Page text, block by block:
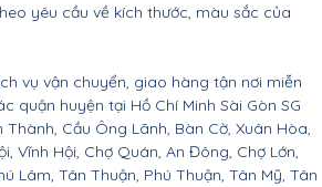
yêu cầu về kích thước, màu sắc của
vụ vận chuyển, giao hàng tận nơi miễn
quận huyện tại Hồ Chí Minh Sài Gòn SG
Cầu Ông Lãnh, Bàn Cờ, Xuân Hòa,
Vĩnh Hội, Chợ Quán, An Đông, Chợ Lớn,
Lâm, Tân Thuận, Phú Thuận, Tân Mỹ, Tân